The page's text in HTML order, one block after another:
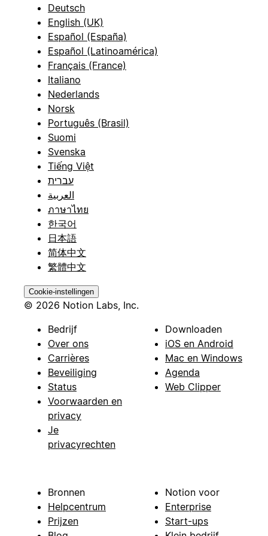
Deutsch
English (UK)
Español (España)
Español (Latinoamérica)
Français (France)
Italiano
Nederlands
Norsk
Português (Brasil)
Suomi
Svenska
Tiếng Việt
עברית
العربية
ภาษาไทย
한국어
日本語
简体中文
繁體中文
Cookie-instellingen
© 2026 Notion Labs, Inc.
Bedrijf
Over ons
Carrières
Beveiliging
Status
Voorwaarden en
privacy
Je
privacyrechten
Downloaden
iOS en Android
Mac en Windows
Agenda
Web Clipper
Bronnen
Helpcentrum
Prijzen
Notion voor
Enterprise
Start-ups